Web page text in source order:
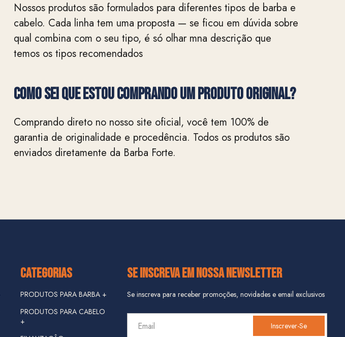
Nossos produtos são formulados para diferentes tipos de barba e
cabelo. Cada linha tem uma proposta — se ficou em dúvida sobre
qual combina com o seu tipo, é só olhar mna descrição que
temos os tipos recomendados
Como sei que estou comprando um produto original?
Comprando direto no nosso site oficial, você tem 100% de
garantia de originalidade e procedência. Todos os produtos são
enviados diretamente da Barba Forte.
CATEGORIAS
PRODUTOS PARA BARBA +
PRODUTOS PARA CABELO
+
SE INSCREVA EM NOSSA NEWSLETTER
Se inscreva para receber promoções, novidades e email exclusivos
Inscrever-Se